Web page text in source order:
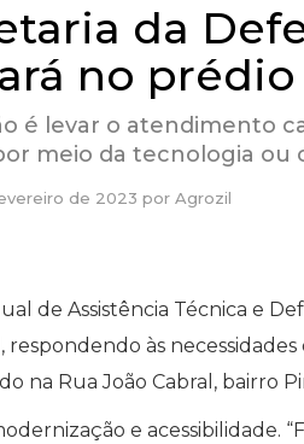
da
no
é levar o atendimento
meio da tecnologia ou
de 2023 por Agrozil
de Assistência Técnica e
às
na Rua João Cabral, bairro
e acessibilidade.